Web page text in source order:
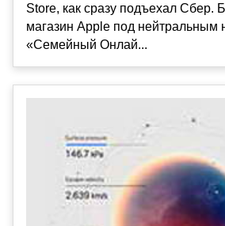
Store, как сразу подъехал Сбер.
магазин Apple под нейтральным
«Семейный Онлай...